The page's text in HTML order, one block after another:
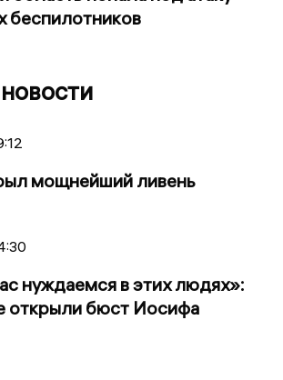
беспилотников
мощнейший ливень
нуждаемся в этих людях»:
открыли бюст Иосифа